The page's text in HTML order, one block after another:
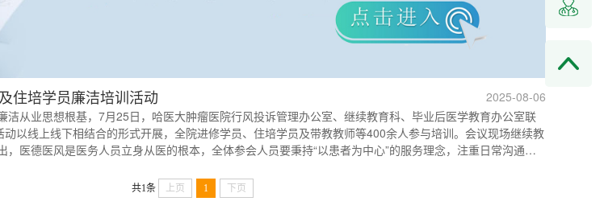
住培学员廉洁培训活动
2025-08-06
洁从业思想根基，7月25日，哈医大肿瘤医院行风投诉管理办公室、继续教育科、毕业后医学教育办公室联
动以线上线下相结合的形式开展，全院进修学员、住培学员及带教教师等400余人参与培训。会议现场继续教
，医德医风是医务人员立身从医的根本，全体参会人员要秉持“以患者为中心”的服务理念，注重日常沟通技
共1条 上页 1 下页